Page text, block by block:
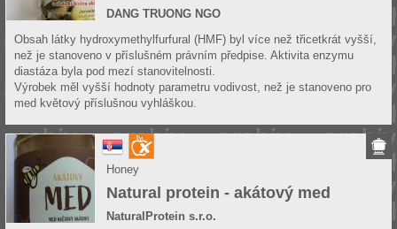
DANG TRUONG NGO
Obsah látky hydroxymethylfurfural (HMF) byl více než třicetkrát vyšší,
než je stanoveno v příslušném právním předpise. Aktivita enzymu
diastáza byla pod mezí stanovitelnosti.
Výrobek měl vyšší hodnoty parametru vodivost, než je stanoveno pro
med květový příslušnou vyhláškou.
Honey
Natural protein - akátový med
NaturalProtein s.r.o.